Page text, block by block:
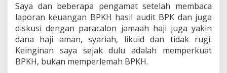
Saya dan beberapa pengamat setelah membaca
laporan keuangan BPKH hasil audit BPK dan juga
diskusi dengan paracalon jamaah haji juga yakin
dana haji aman, syariah, likuid dan tidak rugi.
Keinginan saya sejak dulu adalah memperkuat
BPKH, bukan memperlemah BPKH.